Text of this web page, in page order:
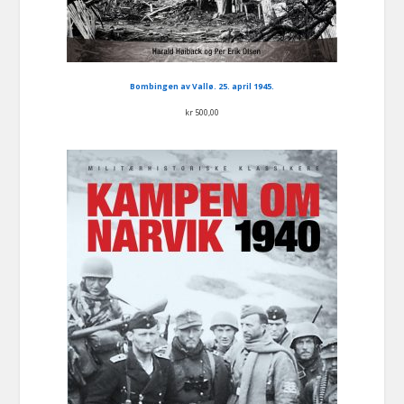
Bombingen av Vallø. 25. april 1945.
kr 500,00